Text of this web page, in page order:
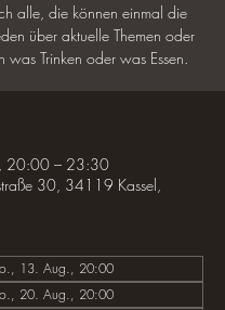
alle, die können einmal die
über aktuelle Themen oder
was Trinken oder was Essen.
20:00 – 23:30
30, 34119 Kassel,
13. Aug., 20:00
20. Aug., 20:00